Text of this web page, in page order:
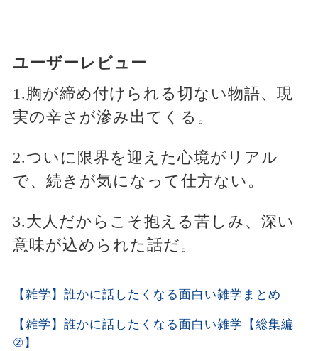
ユーザーレビュー
1.胸が締め付けられる切ない物語、現
実の辛さが滲み出てくる。
2.ついに限界を迎えた心境がリアル
で、続きが気になって仕方ない。
3.大人だからこそ抱える苦しみ、深い
意味が込められた話だ。
【雑学】誰かに話したくなる面白い雑学まとめ
【雑学】誰かに話したくなる面白い雑学【総集編
②】